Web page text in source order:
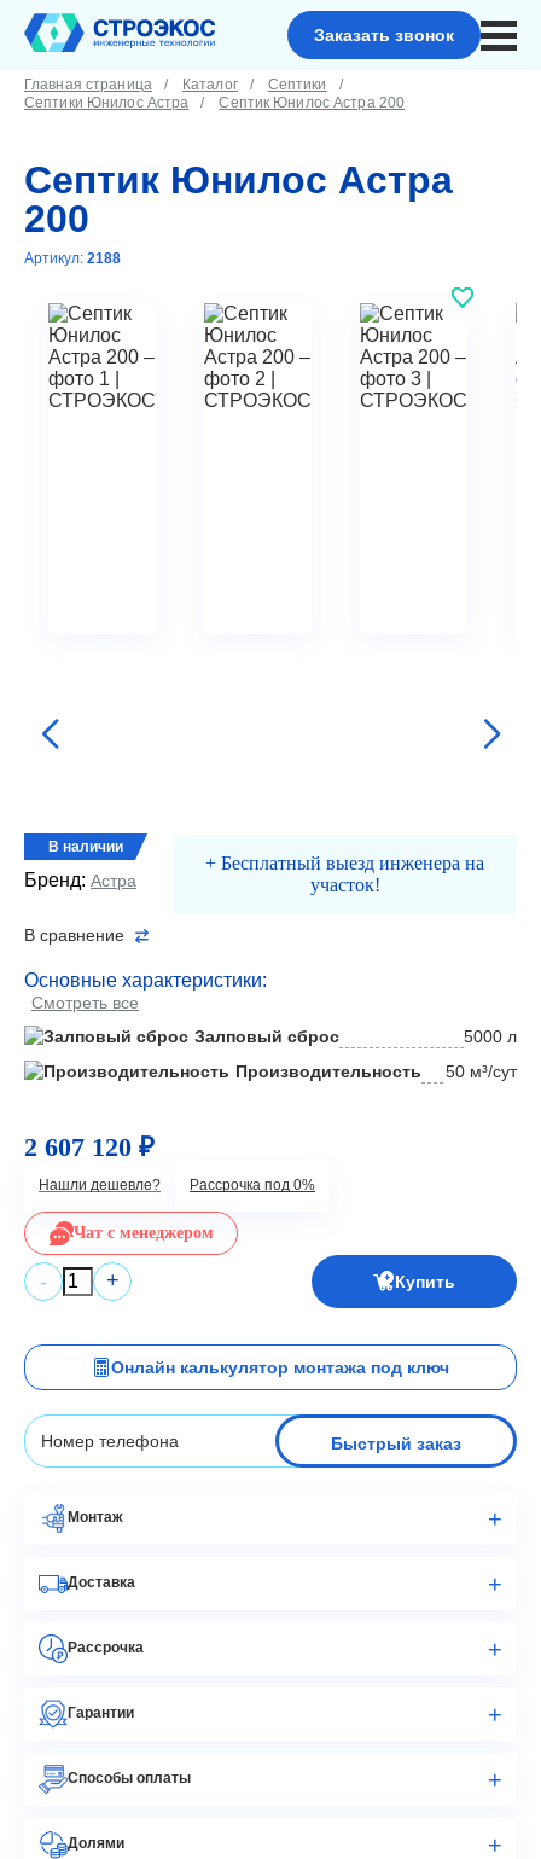
Заказать звонок
Главная страница Каталог
Септики
Септики Юнилос Астра
Септик Юнилос Астра 200
Септик Юнилос Астра
200
Артикул: 2188
В наличии
Бренд: Астра
+ Бесплатный выезд инженера на
участок!
В сравнение
Основные характеристики:
Смотреть все
Залповый сброс
5000 л
Производительность
50 м³/сут
- +
2 607 120 ₽
Нашли дешевле? Рассрочка под 0%
Чат с менеджером
Купить
Онлайн калькулятор монтажа под ключ
Быстрый заказ
Монтаж
Доставка
Рассрочка
Гарантии
Способы оплаты
Долями